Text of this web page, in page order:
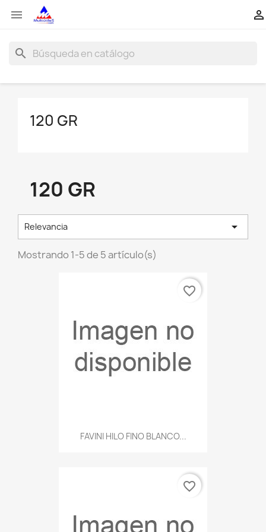
 
search
120 GR
120 GR
Relevancia 
Mostrando 1-5 de 5 artículo(s)
FAVINI HILO FINO BLANCO...
favorite_border
favorite_border